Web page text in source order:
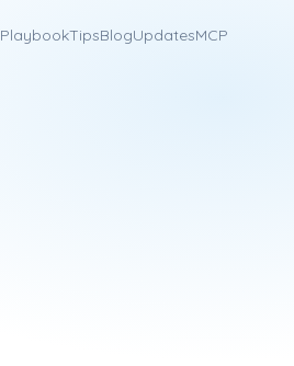
PlaybookTipsBlogUpdatesMCP